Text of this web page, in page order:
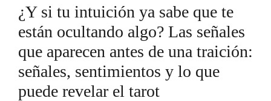
¿Y si tu intuición ya sabe que te
están ocultando algo? Las señales
que aparecen antes de una traición:
señales, sentimientos y lo que
puede revelar el tarot